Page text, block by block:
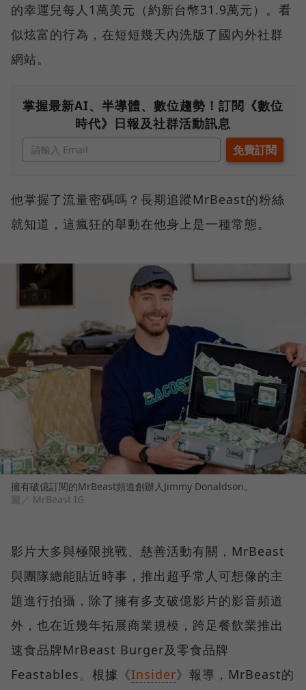
的幸運兒每人1萬美元（約新台幣31.9萬元）。看
似炫富的行為，在短短幾天內洗版了國內外社群
網站。
掌握最新AI、半導體、數位趨勢！訂閱《數位
時代》日報及社群活動訊息
他掌握了流量密碼嗎？長期追蹤MrBeast的粉絲
就知道，這瘋狂的舉動在他身上是一種常態。
擁有破億訂閱的MrBeast頻道創辦人Jimmy Donaldson。
圖／ MrBeast IG
影片大多與極限挑戰、慈善活動有關，MrBeast
與團隊總能貼近時事，推出超乎常人可想像的主
題進行拍攝，除了擁有多支破億影片的影音頻道
外，也在近幾年拓展商業規模，跨足餐飲業推出
速食品牌MrBeast Burger及零食品牌
Feastables。根據《Insider》報導，MrBeast的